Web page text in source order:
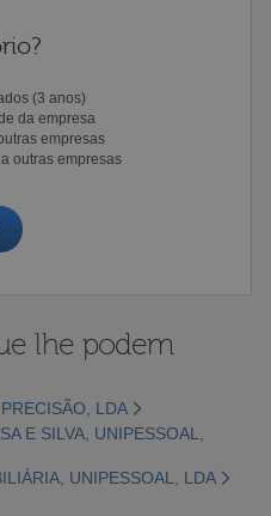
(3 anos)
da empresa
empresas
outras empresas
lhe podem
LDA
E SILVA, UNIPESSOAL,
UNIPESSOAL, LDA